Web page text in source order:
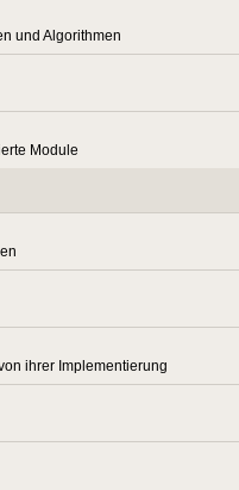
und Algorithmen
Module
ihrer Implementierung